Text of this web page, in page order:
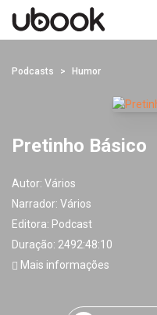
Podcasts Humor
Pretinho Básico
Autor: Vários
Narrador: Vários
Editora: Podcast
Duração: 2492:48:10
Mais informações